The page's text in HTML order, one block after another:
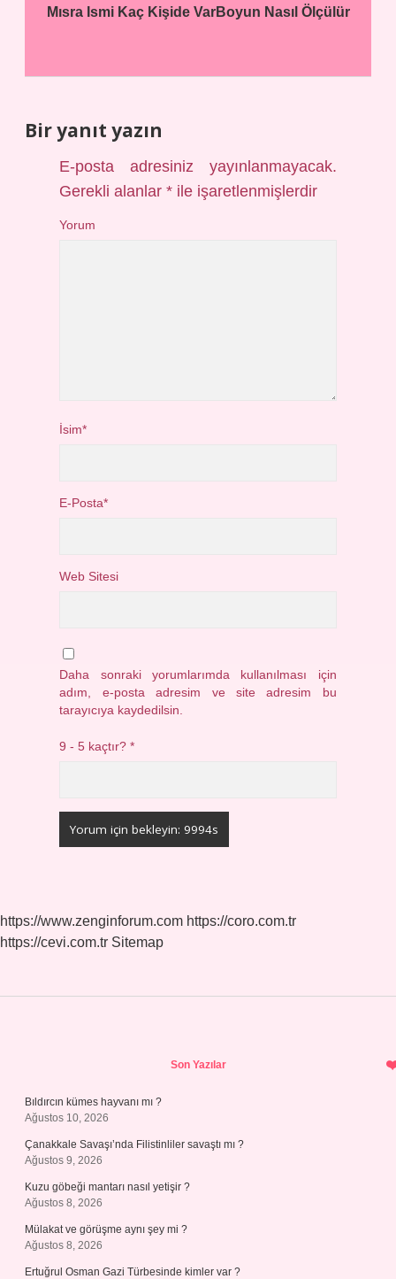
Mısra Ismi Kaç Kişide VarBoyun Nasıl Ölçülür
Bir yanıt yazın
E-posta adresiniz yayınlanmayacak.
Gerekli alanlar* ile işaretlenmişlerdir
Yorum
İsim*
E-Posta*
Web Sitesi
Daha sonraki yorumlarımda kullanılması için
adım, e-posta adresim ve site adresim bu
tarayıcıya kaydedilsin.
9 - 5 kaçtır?*
https://www.zenginforum.com https://coro.com.tr
https://cevi.com.tr Sitemap
Son Yazılar
Bıldırcın kümes hayvanı mı ?
Ağustos 10, 2026
Çanakkale Savaşı’nda Filistinliler savaştı mı ?
Ağustos 9, 2026
Kuzu göbeği mantarı nasıl yetişir ?
Ağustos 8, 2026
Mülakat ve görüşme aynı şey mi ?
Ağustos 8, 2026
Ertuğrul Osman Gazi Türbesinde kimler var ?